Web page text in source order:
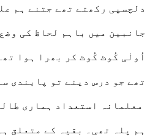
دلچسپی رکھتے تھے جتنے ہم
جانبین میں باہم لحاظ کی
اُولٰی کُوٹ کُوٹ کر بھرا ہوا
تھے جو درس دینے تو پابندی
معلمانہ استعداد ہماری
ہم پلہ تھی۔ بقیہ کے متعلق